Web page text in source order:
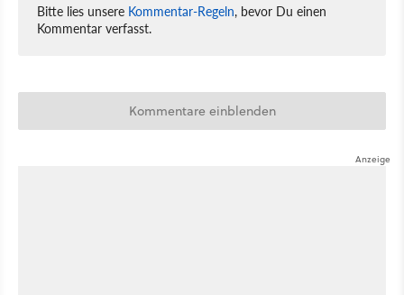
Bitte lies unsere Kommentar-Regeln, bevor Du einen
Kommentar verfasst.
Kommentare einblenden